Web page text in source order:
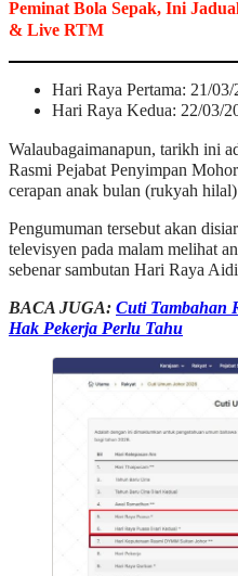
Peminat Bola Sepak, Ini
& Live RTM
Hari Raya Pertama: 21/
Hari Raya Kedua: 22/03/
Walaubagaimanapun, tarikh ini
Rasmi Pejabat Penyimpan
cerapan anak bulan (rukyah
Pengumuman tersebut akan
televisyen pada malam melihat
sebenar sambutan Hari Raya
BACA JUGA: Cuti Tambahan
Hak Pekerja Perlu Tahu